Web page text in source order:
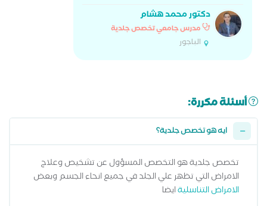
دكتور محمد هشام
مدرس جامعي تخصص جلدية
الباجور
أسئلة مكررة:
ايه هو تخصص جلدية؟
تخصص جلدية هو التخصص المسؤول عن تشخيص وعلاج
الامراض التي تظهر علي الجلد في جميع انحاء الجسم وبعض
الامراض التناسليةايضا